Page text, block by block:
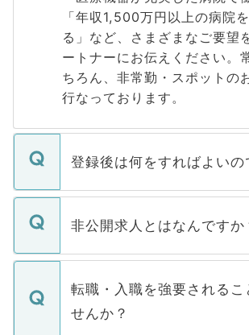
「年収1,500万円以上の病院
る」など、さまざまなご要望
ートナーにお伝えください。
ちろん、非常勤・スポットの
行なっております。
登録後は何をすればよいの
ご登録いただきましたら、弊
登録内容を確認し、その後メ
ます。通常、5営業日以内に
いただきますので、しばらく
非公開求人とはなんですか
マイナビDOCTORで取り扱
うち約3割は、Webサイトか
けない「非公開求人」です。
下記の理由によって、一般に
転職・入職を強要されるこ
せんか？